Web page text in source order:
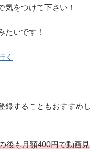
気をつけて下さい！
たいです！
く
録することもおすすめし
後も月額400円で動画見